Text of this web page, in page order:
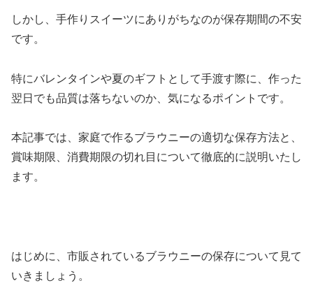
しかし、手作りスイーツにありがちなのが保存期間の不安
です。
特にバレンタインや夏のギフトとして手渡す際に、作った
翌日でも品質は落ちないのか、気になるポイントです。
本記事では、家庭で作るブラウニーの適切な保存方法と、
賞味期限、消費期限の切れ目について徹底的に説明いたし
ます。
はじめに、市販されているブラウニーの保存について見て
いきましょう。